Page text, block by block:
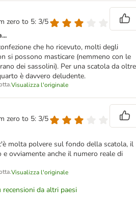
zero to 5: 3/5
che ho ricevuto, molti degli
si possono masticare (nemmeno con le
dei sassolini). Per una scatola da oltre
è davvero deludente.
Visualizza l'originale
zero to 5: 3/5
molta polvere sul fondo della scatola, il
ovviamente anche il numero reale di
Visualizza l'originale
recensioni da altri paesi